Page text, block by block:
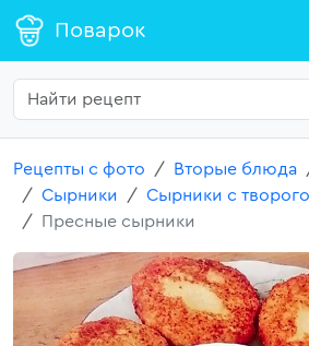
Поварок
Рецепты с фото Вторые блюда
Сырники
Сырники с
Пресные сырники